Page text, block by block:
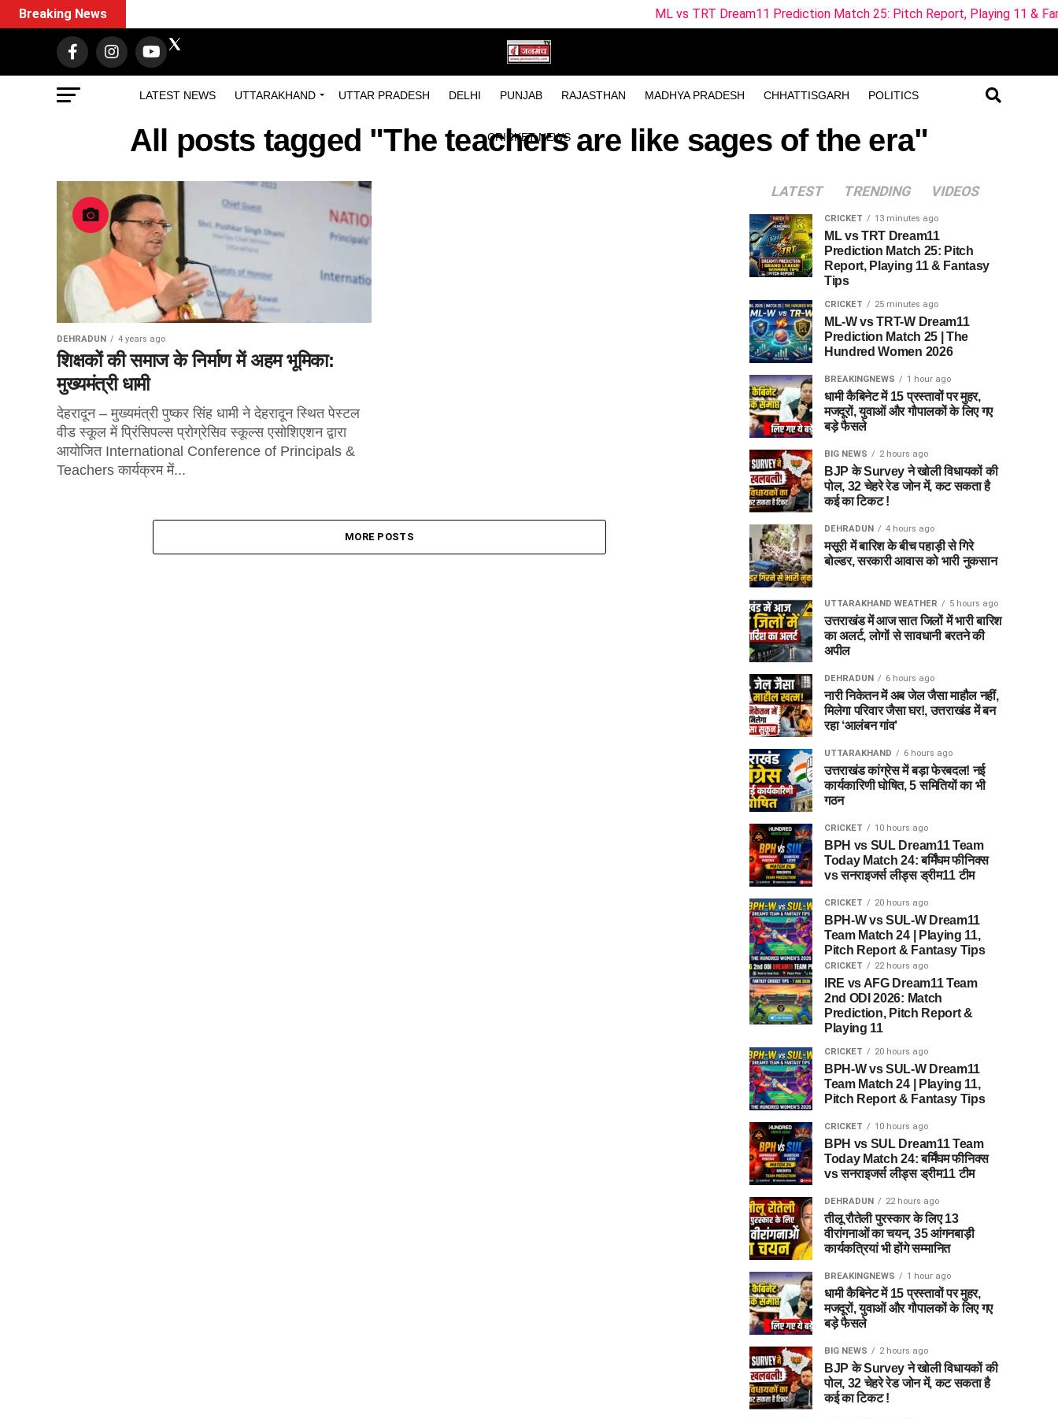
LATEST NEWS UTTARAKHAND UTTAR PRADESH DELHI PUNJAB RAJASTHAN MADHYA PRADESH CHHATTISGARH POLITICS
CRICKET NEWS
Breaking News ML vs TRT Dream11 Prediction Match 25: Pitch Report, Playing 11 & Fantasy Tips
All posts tagged "The teachers are like sages of the era"
DEHRADUN 4 years ago
शिक्षकों की समाज के निर्माण में अहम भूमिका:
मुख्यमंत्री धामी
देहरादून – मुख्यमंत्री पुष्कर सिंह धामी ने देहरादून स्थित पेस्टल
वीड स्कूल में प्रिंसिपल्स प्रोग्रेसिव स्कूल्स एसोशिएशन द्वारा
आयोजित International Conference of Principals &
Teachers कार्यक्रम में...
MORE POSTS
LATEST TRENDING VIDEOS
CRICKET 13 minutes ago
ML vs TRT Dream11
Prediction Match 25: Pitch
Report, Playing 11 & Fantasy
Tips
CRICKET 25 minutes ago
ML-W vs TRT-W Dream11
Prediction Match 25 | The
Hundred Women 2026
BREAKINGNEWS 1 hour ago
धामी कैबिनेट में 15 प्रस्तावों पर मुहर,
मजदूरों, युवाओं और गौपालकों के लिए गए
बड़े फैसले
BIG NEWS 2 hours ago
BJP के Survey ने खोली विधायकों की
पोल, 32 चेहरे रेड जोन में, कट सकता है
कई का टिकट !
DEHRADUN 4 hours ago
मसूरी में बारिश के बीच पहाड़ी से गिरे
बोल्डर, सरकारी आवास को भारी नुकसान
UTTARAKHAND WEATHER 5 hours ago
उत्तराखंड में आज सात जिलों में भारी बारिश
का अलर्ट, लोगों से सावधानी बरतने की
अपील
DEHRADUN 6 hours ago
नारी निकेतन में अब जेल जैसा माहौल नहीं,
मिलेगा परिवार जैसा घर!, उत्तराखंड में बन
रहा ‘आलंबन गांव’
UTTARAKHAND 6 hours ago
उत्तराखंड कांग्रेस में बड़ा फेरबदल! नई
कार्यकारिणी घोषित, 5 समितियों का भी
गठन
CRICKET 10 hours ago
BPH vs SUL Dream11 Team
Today Match 24: बर्मिंघम फीनिक्स
vs सनराइजर्स लीड्स ड्रीम11 टीम
CRICKET 20 hours ago
BPH-W vs SUL-W Dream11
Team Match 24 | Playing 11,
Pitch Report & Fantasy Tips
CRICKET 22 hours ago
IRE vs AFG Dream11 Team
2nd ODI 2026: Match
Prediction, Pitch Report &
Playing 11
CRICKET 20 hours ago
BPH-W vs SUL-W Dream11
Team Match 24 | Playing 11,
Pitch Report & Fantasy Tips
CRICKET 10 hours ago
BPH vs SUL Dream11 Team
Today Match 24: बर्मिंघम फीनिक्स
vs सनराइजर्स लीड्स ड्रीम11 टीम
DEHRADUN 22 hours ago
तीलू रौतेली पुरस्कार के लिए 13
वीरांगनाओं का चयन, 35 आंगनबाड़ी
कार्यकत्रियां भी होंगे सम्मानित
BREAKINGNEWS 1 hour ago
धामी कैबिनेट में 15 प्रस्तावों पर मुहर,
मजदूरों, युवाओं और गौपालकों के लिए गए
बड़े फैसले
BIG NEWS 2 hours ago
BJP के Survey ने खोली विधायकों की
पोल, 32 चेहरे रेड जोन में, कट सकता है
कई का टिकट !